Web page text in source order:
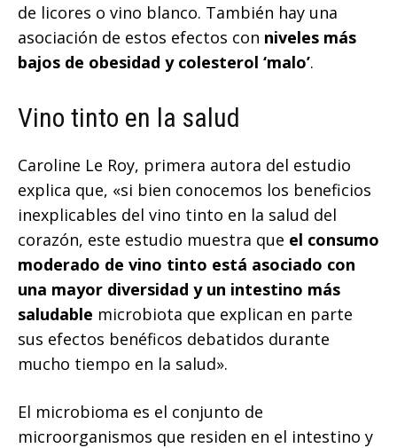
de licores o vino blanco. También hay una
asociación de estos efectos con niveles más
bajos de obesidad y colesterol ‘malo’.
Vino tinto en la salud
Caroline Le Roy, primera autora del estudio
explica que, «si bien conocemos los beneficios
inexplicables del vino tinto en la salud del
corazón, este estudio muestra que el consumo
moderado de vino tinto está asociado con
una mayor diversidad y un intestino más
saludable microbiota que explican en parte
sus efectos benéficos debatidos durante
mucho tiempo en la salud».
El microbioma es el conjunto de
microorganismos que residen en el intestino y